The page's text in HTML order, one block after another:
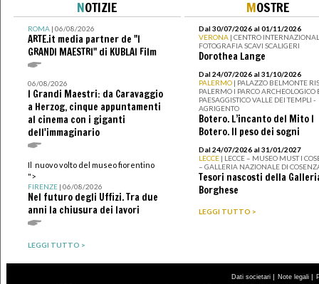
NOTIZIE
ROMA| 06/08/2026
ARTE.it media partner de "I
GRANDI MAESTRI" di KUBLAI Film
06/08/2026
I Grandi Maestri: da Caravaggio
a Herzog, cinque appuntamenti
al cinema con i giganti
dell'immaginario
Il nuovo volto del museo fiorentino
">
FIRENZE| 06/08/2026
Nel futuro degli Uffizi. Tra due
anni la chiusura dei lavori
LEGGI TUTTO >
MOSTRE
Dal 30/07/2026 al 01/11/2026
VERONA | CENTRO
FOTOGRAFIA SCAVI SCALIGERI
Dorothea Lange
Dal 24/07/2026 al 31/10/2026
PALERMO | PALAZZO BELMONTE
PALERMO I PARCO ARCHEOLOGICO
PAESAGGISTICO VALLE DEI TEMPLI -
AGRIGENTO
Botero. L’incanto del Mito I
Botero. Il peso dei sogni
Dal 24/07/2026 al 31/01/2027
LECCE | LECCE – MUSEO MUST I
– GALLERIA NAZIONALE DI
Tesori nascosti della
Borghese
LEGGI TUTTO >
Dati societari | Note legali |